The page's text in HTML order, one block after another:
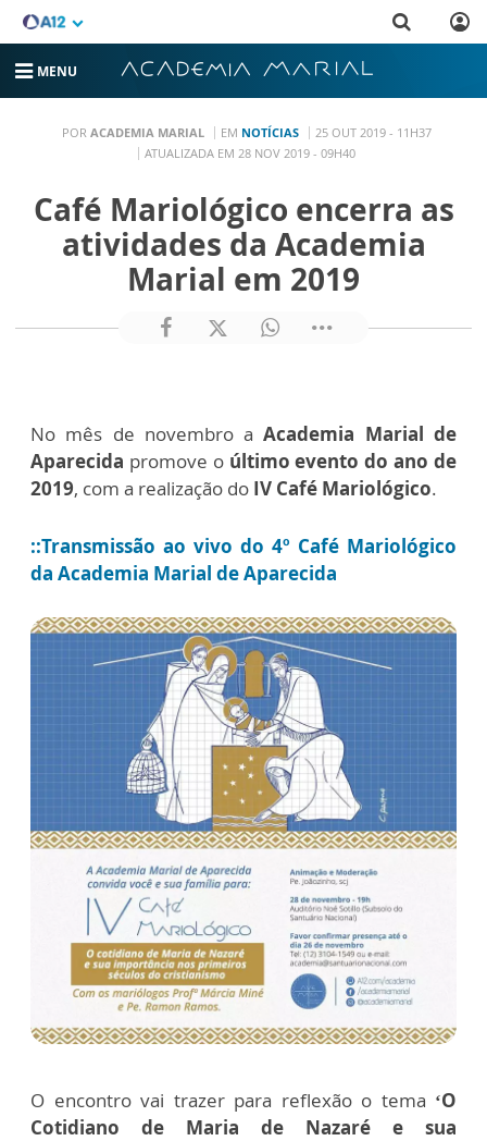
MENU
POR ACADEMIA MARIAL EM NOTÍCIAS
25 OUT 2019 - 11H37
ATUALIZADA EM 28 NOV 2019 - 09H40
Café Mariológico encerra as
atividades da Academia
Marial em 2019
No mês de novembro aAcademia Marial de
Aparecida promove o último evento do ano de
2019, com a realização do IV Café Mariológico.
::Transmissão ao vivo do 4º Café Mariológico
da Academia Marial de Aparecida
O encontro vai trazer para reflexão o tema ‘O
Cotidiano de Maria de Nazaré e sua